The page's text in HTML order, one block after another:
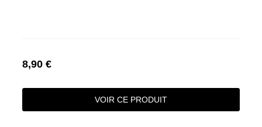
8,90 €
VOIR CE PRODUIT